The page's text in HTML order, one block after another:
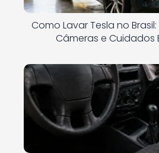
Como Lavar Tesla no
Câmeras e Cuidados